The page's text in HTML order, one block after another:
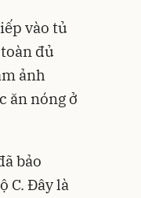
vào tủ
đủ
ảnh
ăn nóng ở
bảo
C. Đây là